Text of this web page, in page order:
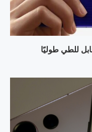
للطي طوليًا